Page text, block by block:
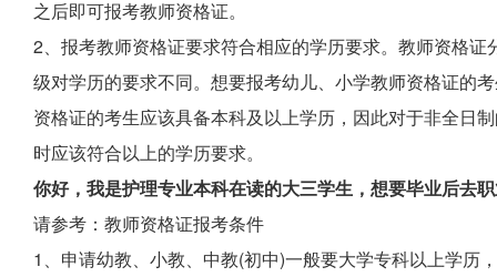
之后即可报考教师资格证。
2、报考教师资格证要求符合相应的学历要求。教师资格
级对学历的要求不同。想要报考幼儿、小学教师资格证的
资格证的考生应该具备本科及以上学历，因此对于非全日
时应该符合以上的学历要求。
你好，我是护理专业本科在读的大三学生，想要毕业后去
请参考：教师资格证报考条件
1、申请幼教、小教、中教(初中)一般要大学专科以上学历